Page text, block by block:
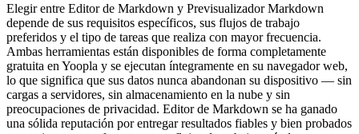
Elegir entre Editor de Markdown y Previsualizador Markdown
depende de sus requisitos específicos, sus flujos de trabajo
preferidos y el tipo de tareas que realiza con mayor frecuencia.
Ambas herramientas están disponibles de forma completamente
gratuita en Yoopla y se ejecutan íntegramente en su navegador web,
lo que significa que sus datos nunca abandonan su dispositivo — sin
cargas a servidores, sin almacenamiento en la nube y sin
preocupaciones de privacidad. Editor de Markdown se ha ganado
una sólida reputación por entregar resultados fiables y bien probados